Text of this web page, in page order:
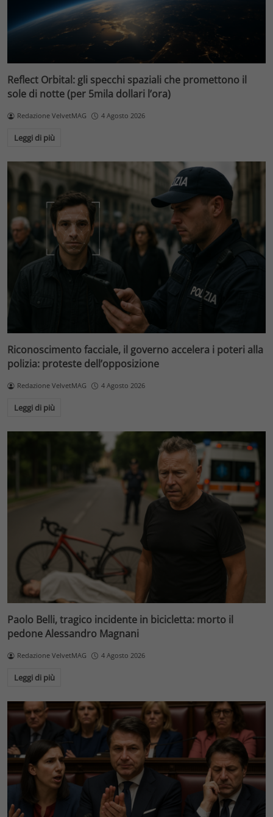
Reflect Orbital: gli specchi spaziali che promettono il
sole di notte (per 5mila dollari l’ora)
Redazione VelvetMAG 4 Agosto 2026
Leggi di più
Riconoscimento facciale, il governo accelera i poteri alla
polizia: proteste dell’opposizione
Redazione VelvetMAG 4 Agosto 2026
Leggi di più
Paolo Belli, tragico incidente in bicicletta: morto il
pedone Alessandro Magnani
Redazione VelvetMAG 4 Agosto 2026
Leggi di più